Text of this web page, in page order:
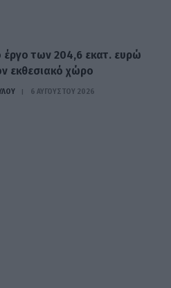
έργο των 204,6 εκατ. ευρώ
εκθεσιακό χώρο
6 ΑΥΓΟΎΣΤΟΥ 2026